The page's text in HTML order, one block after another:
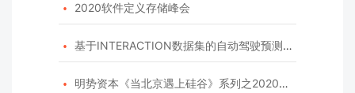
 2020软件定义存储峰会
 基于INTERACTION数据集的自动驾驶预测模型挑战赛
 明势资本《当北京遇上硅谷》系列之2020年度开源峰会